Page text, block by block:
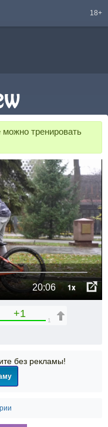
18+
тренировать
20:06 1x
+1
1
без рекламы!